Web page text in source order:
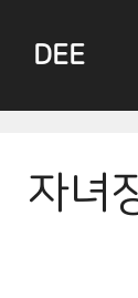
DEE
자녀